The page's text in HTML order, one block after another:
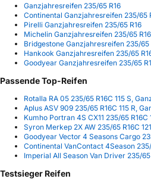
Ganzjahresreifen 235/65 R16
Continental Ganzjahresreifen 235/65
Pirelli Ganzjahresreifen 235/65 R16
Michelin Ganzjahresreifen 235/65 R16
Bridgestone Ganzjahresreifen 235/65
Hankook Ganzjahresreifen 235/65
Goodyear Ganzjahresreifen 235/65
Passende Top-Reifen
Rotalla RA 05 235/65 R16C 115 S,
Aplus ASV 909 235/65 R16C 115 R,
Kumho Portran 4S CX11 235/65
Syron Merkep 2X AW 235/65 R16C
Goodyear Vector 4 Seasons Cargo
Continental VanContact 4Season
Imperial All Season Van Driver 235/
Testsieger Reifen